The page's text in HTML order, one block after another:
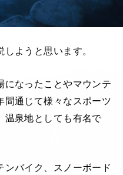
ようと思います。
になったことやマウンテ
間通じて様々なスポーツ
温泉地としても有名で
ンバイク、スノーボード